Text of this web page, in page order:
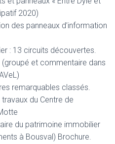
2020)
des panneaux d’information
: 13 circuits découvertes.
et commentaire dans
remarquables classés.
du Centre de
du patrimoine immobilier
à Bousval) Brochure.